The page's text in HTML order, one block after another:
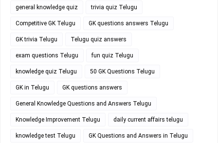
general knowledge quiz trivia quiz Telugu
Competitive GK Telugu GK questions answers Telugu
GK trivia Telugu Telugu quiz answers
exam questions Telugu fun quiz Telugu
knowledge quiz Telugu 50 GK Questions Telugu
GK in Telugu GK questions answers
General Knowledge Questions and Answers Telugu
Knowledge Improvement Telugu daily current affairs telugu
knowledge test Telugu GK Questions and Answers in Telugu